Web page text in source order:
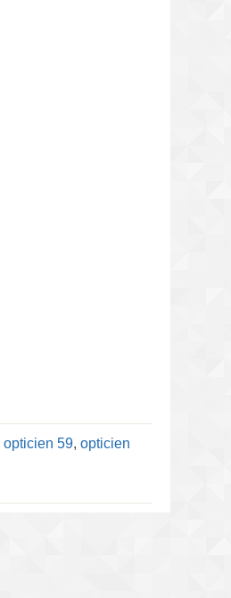
opticien 59, opticien